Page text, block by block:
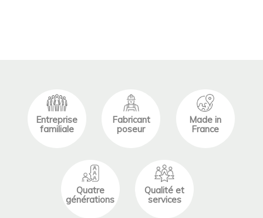
Entreprise
familiale
Fabricant
poseur
Made in
France
Quatre
générations
Qualité et
services